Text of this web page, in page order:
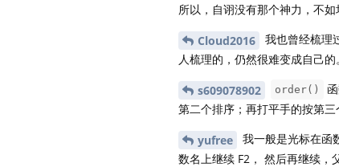
所以，自诩没有那个神力，不
Cloud2016
我也曾经梳理
人梳理的，仍然很难变成自己
s609078902 order()
第二个排序；再打平手的按第三
yufree
我一般是光标在函
数名上继续 F2， 然后再继续，